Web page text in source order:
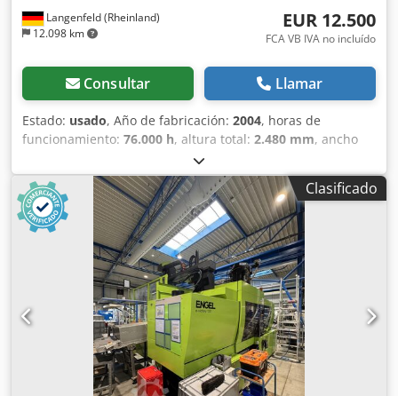
Langenfeld (Rheinland)
12.098 km
EUR 12.500
FCA VB IVA no incluído
Consultar Llamar
Estado: usado, Año de fabricación: 2004, horas de
funcionamiento: 76.000 h, altura total: 2.480 mm, ancho
, longitud total:
tornillo:70 mm, fuerza de sujeción:4.200 kN, volumen de
desplazamiento:1.047 cm³, Fuerza de cierre: 4200 kN
Distancia entre columnas h x v: 800 x 800 mm Tamaño de
platina h x v: 1270 x 1200 mm Altura mínima de
instalación: 380 mm Distancia máxima entre platinas: 1400
mm Carrera de apertura: 1020 mm Diámetro de husillo: 70
mm Volumen de inyección: 1047 ccm Presión de inyección:
1778 bar 2.º agregado 55 con ø 22 Presión de inyección:
1674 bar Volumen: 30 cm³ Distancia entre unidades
plastificadoras 1 a 2: 300 mm (configuración en tándem /
posición Z) Equipamiento Pantalla en alemán Extracción de
núcleo hidráulica 6x Máquina sin sistema de manipulación
Clasificado